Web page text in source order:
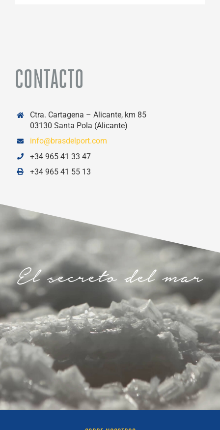
CONTACTO
Ctra. Cartagena – Alicante, km 85
03130 Santa Pola (Alicante)
info@brasdelport.com
+34 965 41 33 47
+34 965 41 55 13